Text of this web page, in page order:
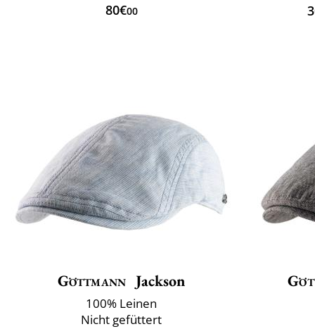
80€00
Göttmann Jackson
100% Leinen
Nicht gefüttert